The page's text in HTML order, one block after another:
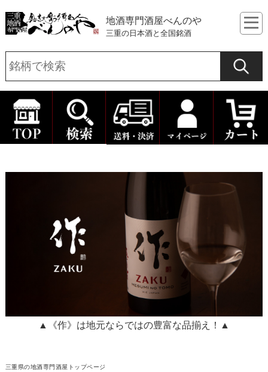
地酒専門酒屋べんのや
三重の日本酒と全国銘酒
▲《作》は地元ならではの豊富な品揃え！▲
三重県の地酒専門酒屋トップページ